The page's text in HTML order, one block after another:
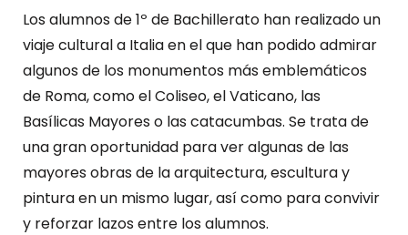
Los alumnos de 1º de Bachillerato han realizado un
viaje cultural a Italia en el que han podido admirar
algunos de los monumentos más emblemáticos
de Roma, como el Coliseo, el Vaticano, las
Basílicas Mayores o las catacumbas. Se trata de
una gran oportunidad para ver algunas de las
mayores obras de la arquitectura, escultura y
pintura en un mismo lugar, así como para convivir
y reforzar lazos entre los alumnos.